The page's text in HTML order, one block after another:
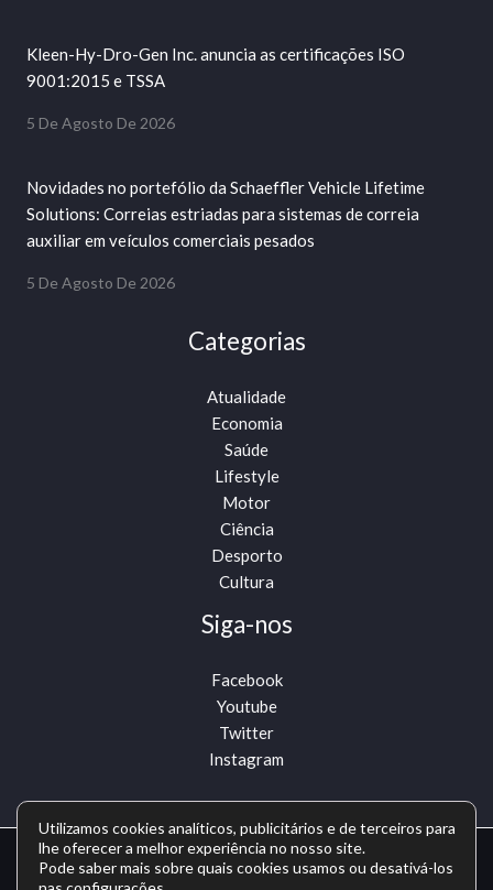
Kleen-Hy-Dro-Gen Inc. anuncia as certificações ISO
9001:2015 e TSSA
5 De Agosto De 2026
Novidades no portefólio da Schaeffler Vehicle Lifetime
Solutions: Correias estriadas para sistemas de correia
auxiliar em veículos comerciais pesados
5 De Agosto De 2026
Categorias
Atualidade
Economia
Saúde
Lifestyle
Motor
Ciência
Desporto
Cultura
Siga-nos
Facebook
Youtube
Twitter
Instagram
Copyright © Todos os direitos reservados -
Utilizamos cookies analíticos, publicitários e de terceiros para
lhe oferecer a melhor experiência no nosso site.
Pode saber mais sobre quais cookies usamos ou desativá-los